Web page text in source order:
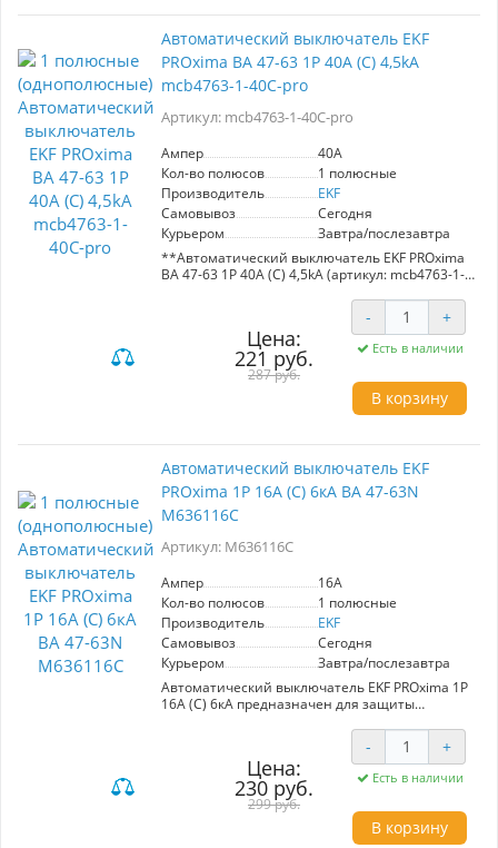
промышленные и жилые здания
Преимущества:
- Обеспечивает надежную защиту
электрических цепей
- Поддерживает оперативное управление
участками сети
- Идеален для использования в различных
типах зданий
Выбор для безопасной и эффективной
эксплуатации электрических систем.
Автоматический выключатель EKF
PROxima ВА 47-63 1P 40А (С) 4,5kA
mcb4763-1-40C-pro
Артикул: mcb4763-1-40C-pro
Ампер
40A
Кол-во полюсов
1 полюсные
Производитель
EKF
Самовывоз
Сегодня
Курьером
Завтра/послезавтра
**Автоматический выключатель EKF PROxima
ВА 47-63 1P 40А (С) 4,5kA (артикул: mcb4763-1-
Автоматический выключатель EKF PROxima ВА
47-63 — надежное решение для защиты
электрических цепей в административных,
промышленных и жилых зданиях. С
номинальным током 40А и защитой от токов
перегрузки и короткого замыкания, он
работы электрических систем.
**Преимущества:**
- **Высокая защита**: Защита от перегрузок и
коротких замыканий, что минимизирует риск
повреждения оборудования.
- **Удобство в эксплуатации**: Легкое
управление участками электрических цепей,
что позволяет быстро реагировать на
изменения нагрузки.
- **Разнообразие исполнения**: Доступен в
одно-, двух-, трех- и четырехполюсном
варианте, что обеспечивает гибкость при
проектировании электросетей.
**Ситуации использования:**
- Идеален для установки в новых или
модернизируемых электросетях.
- Рекомендуется для применения в офисах,
производственных помещениях и жилых
домах, где важна надежность и безопасность
электрической инфраструктуры.
Цена:
221 руб.
287 руб.
- +
Есть в наличии
В корзину
Автоматический выключатель EKF
PROxima 1P 16А (C) 6кА ВА 47-63N
M636116C
Артикул: M636116C
Ампер
16A
Кол-во полюсов
1 полюсные
Производитель
EKF
Самовывоз
Сегодня
Курьером
Завтра/послезавтра
Автоматический выключатель EKF PROxima 1P
16А (C) 6кА предназначен для защиты
замыканий. Соответствует ГОСТ IEC 60898-1,
оснащён усовершенствованной конструкцией
с пластиковыми крышками для
предотвращения несанкционированного
доступа. Корпус усилен заклепками для
максимальной жесткости. Удобная рукоятка и
цветовой индикатор состояния контактов
Цена:
230 руб.
299 руб.
- +
Есть в наличии
В корзину